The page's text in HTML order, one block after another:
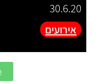
30.6.20
אירועים